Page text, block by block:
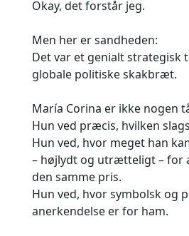
Okay, det forstår jeg.
Men her er sandheden:
Det var et genialt strategisk
globale politiske skakbræt.
María Corina er ikke nogen
Hun ved præcis, hvilken
Hun ved, hvor meget han
– højlydt og utrætteligt – for
den samme pris.
Hun ved, hvor symbolsk og
anerkendelse er for ham.